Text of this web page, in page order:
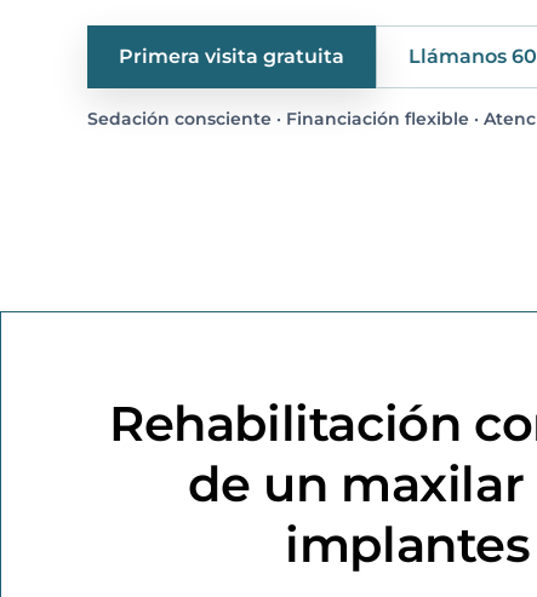
Primera visita gratuita Llámanos
Sedación consciente · Financiación flexible ·
Rehabilitación
de un maxilar
implantes